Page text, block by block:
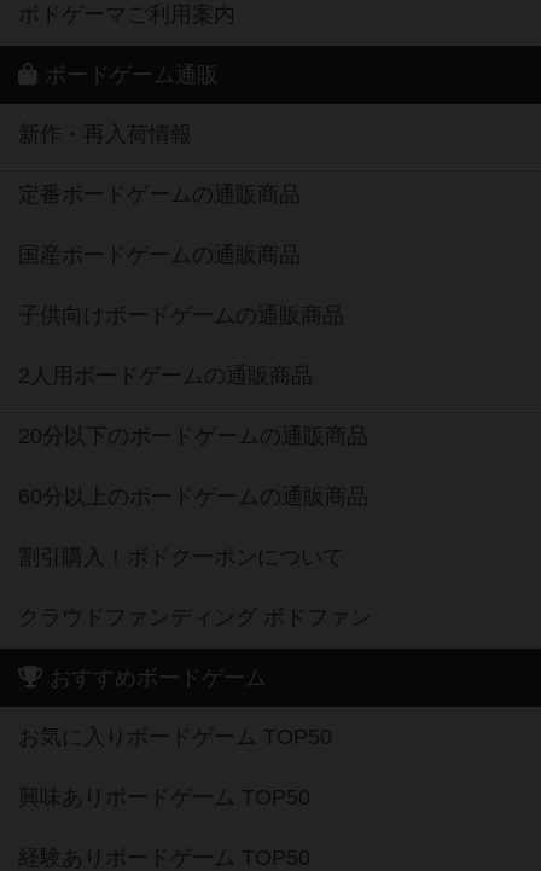
ボドゲーマご利用案内
ボードゲーム通販
新作・再入荷情報
定番ボードゲームの通販商品
国産ボードゲームの通販商品
子供向けボードゲームの通販商品
2人用ボードゲームの通販商品
20分以下のボードゲームの通販商品
60分以上のボードゲームの通販商品
割引購入！ボドクーポンについて
クラウドファンディング ボドファン
おすすめボードゲーム
お気に入りボードゲーム TOP50
興味ありボードゲーム TOP50
経験ありボードゲーム TOP50